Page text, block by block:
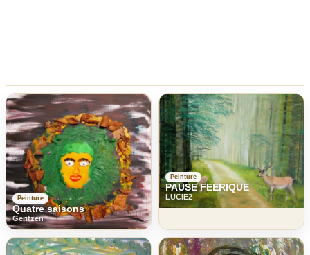
Peinture
Quatre saisons
Geritzen
Peinture
PAUSE FEERIQUE
LUCIE2